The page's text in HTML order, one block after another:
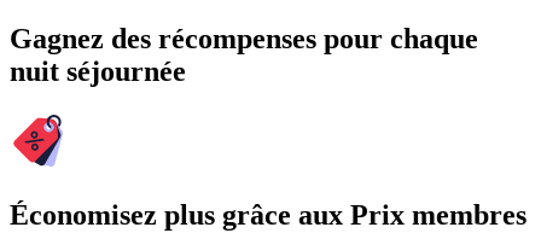
Gagnez des récompenses pour chaque
nuit séjournée
Économisez plus grâce aux Prix membres